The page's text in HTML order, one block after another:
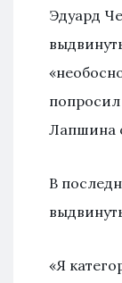
Эдуард
Лапшина
В
«Я